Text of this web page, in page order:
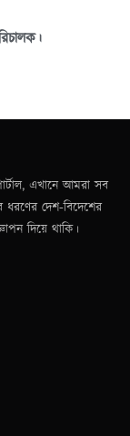
এখানে আমরা সব
ধরণের দেশ-বিদেশের
দিয়ে থাকি।